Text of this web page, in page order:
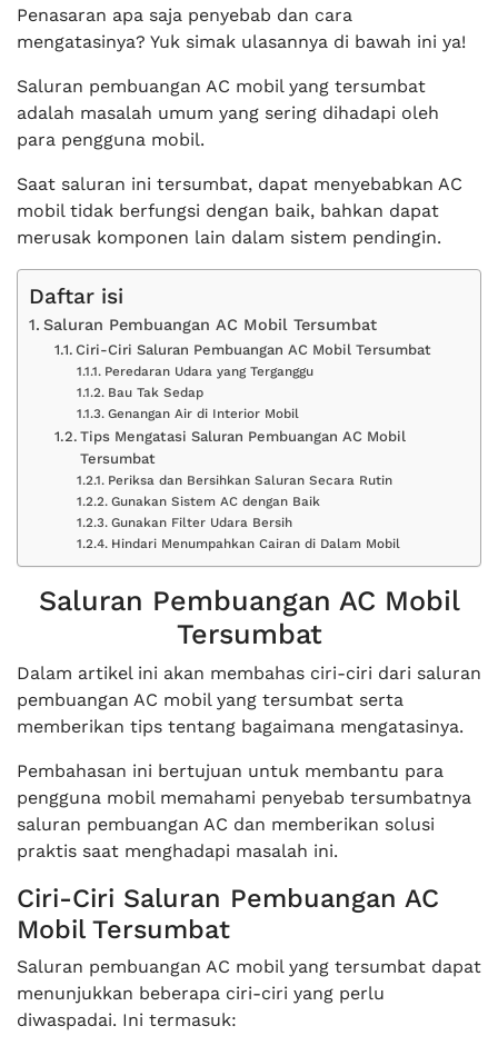
Penasaran apa saja penyebab dan cara
mengatasinya? Yuk simak ulasannya di bawah ini ya!
Saluran pembuangan AC mobil yang tersumbat
adalah masalah umum yang sering dihadapi oleh
para pengguna mobil.
Saat saluran ini tersumbat, dapat menyebabkan AC
mobil tidak berfungsi dengan baik, bahkan dapat
merusak komponen lain dalam sistem pendingin.
Daftar isi
Saluran Pembuangan AC Mobil Tersumbat
Ciri-Ciri Saluran Pembuangan AC Mobil Tersumbat
Peredaran Udara yang Terganggu
Bau Tak Sedap
Genangan Air di Interior Mobil
Tips Mengatasi Saluran Pembuangan AC Mobil
Tersumbat
Periksa dan Bersihkan Saluran Secara Rutin
Gunakan Sistem AC dengan Baik
Gunakan Filter Udara Bersih
Hindari Menumpahkan Cairan di Dalam Mobil
Saluran Pembuangan AC Mobil
Tersumbat
Dalam artikel ini akan membahas ciri-ciri dari saluran
pembuangan AC mobil yang tersumbat serta
memberikan tips tentang bagaimana mengatasinya.
Pembahasan ini bertujuan untuk membantu para
pengguna mobil memahami penyebab tersumbatnya
saluran pembuangan AC dan memberikan solusi
praktis saat menghadapi masalah ini.
Ciri-Ciri Saluran Pembuangan AC
Mobil Tersumbat
Saluran pembuangan AC mobil yang tersumbat dapat
menunjukkan beberapa ciri-ciri yang perlu
diwaspadai. Ini termasuk: